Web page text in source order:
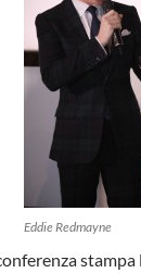
Eddie Redmayne
stampa